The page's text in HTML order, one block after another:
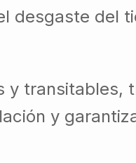
desgaste del
y transitables,
y